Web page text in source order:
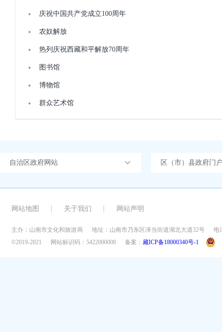
庆祝中国共产党成立100周年
农奴解放
热列庆祝西藏和平解放70周年
图书馆
博物馆
群众艺术馆
自治区政府网站 区（市）县政府门
网站地图 关于我们 网站声明
主办：山南市文化和旅游局 地址：山南市乃东区泽当街道湖北大道32号
电
©2019-2021
网站标识码：5422000008 备案： 藏ICP备18000340号-1